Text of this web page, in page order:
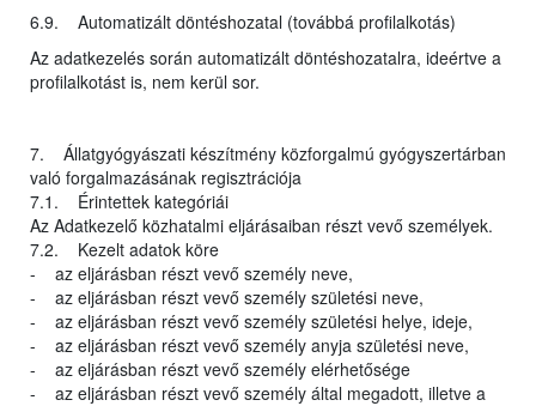
6.9. Automatizált döntéshozatal (továbbá profilalkotás)
Az adatkezelés során automatizált döntéshozatalra, ideértve a
profilalkotást is, nem kerül sor.
7. Állatgyógyászati készítmény közforgalmú gyógyszertárban
való forgalmazásának regisztrációja
7.1. Érintettek kategóriái
Az Adatkezelő közhatalmi eljárásaiban részt vevő személyek.
7.2. Kezelt adatok köre
- az eljárásban részt vevő személy neve,
- az eljárásban részt vevő személy születési neve,
- az eljárásban részt vevő személy születési helye, ideje,
- az eljárásban részt vevő személy anyja születési neve,
- az eljárásban részt vevő személy elérhetősége
- az eljárásban részt vevő személy által megadott, illetve a